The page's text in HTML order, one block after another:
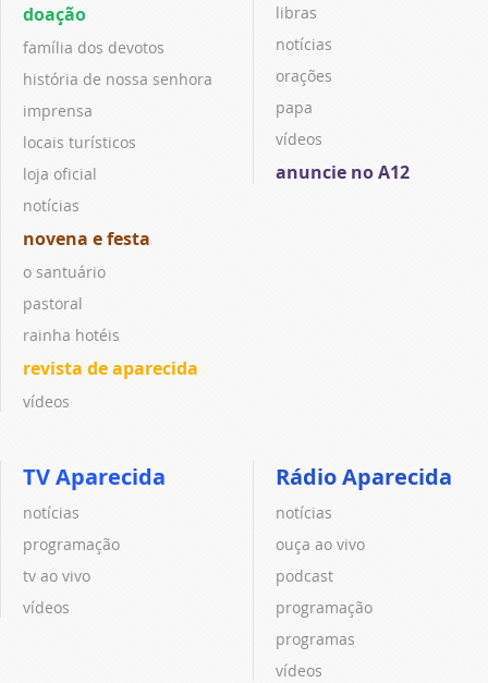
doação
família dos devotos
história de nossa senhora
imprensa
locais turísticos
loja oficial
notícias
novena e festa
o santuário
pastoral
rainha hotéis
revista de aparecida
vídeos
libras
notícias
orações
papa
vídeos
anuncie no A12
TV Aparecida
notícias
programação
tv ao vivo
vídeos
Rádio Aparecida
notícias
ouça ao vivo
podcast
programação
programas
vídeos